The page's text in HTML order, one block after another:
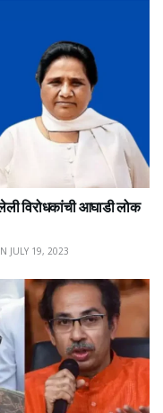
विरोधकांची आघाडी लोक
JULY 19, 2023